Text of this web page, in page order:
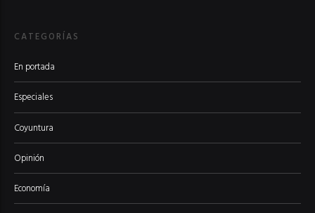
CATEGORÍAS
En portada
Especiales
Coyuntura
Opinión
Economía